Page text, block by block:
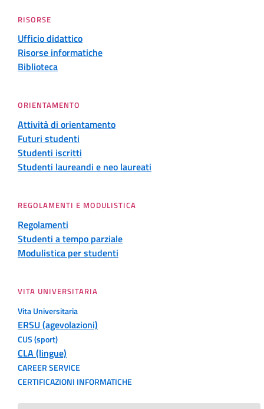
RISORSE
Ufficio didattico
Risorse informatiche
Biblioteca
ORIENTAMENTO
Attività di orientamento
Futuri studenti
Studenti iscritti
Studenti laureandi e neo laureati
REGOLAMENTI E MODULISTICA
Regolamenti
Studenti a tempo parziale
Modulistica per studenti
VITA UNIVERSITARIA
Vita Universitaria
ERSU (agevolazioni)
CUS (sport)
CLA (lingue)
CAREER SERVICE
CERTIFICAZIONI INFORMATICHE